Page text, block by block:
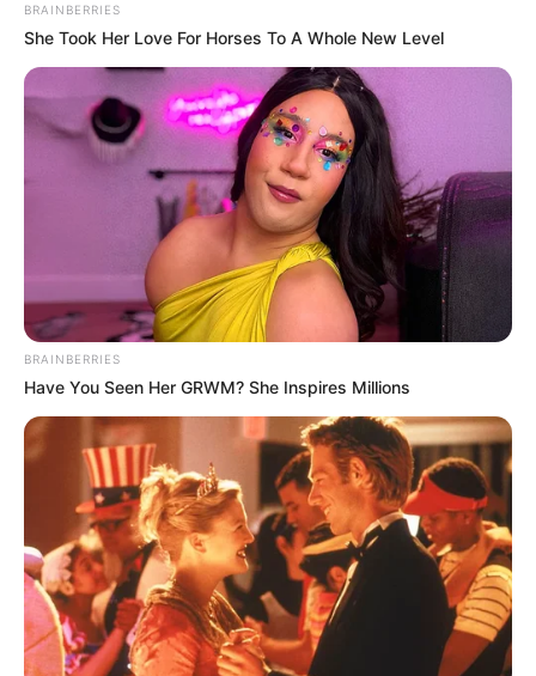
BRAINBERRIES
She Took Her Love For Horses To A Whole New Level
BRAINBERRIES
Have You Seen Her GRWM? She Inspires Millions